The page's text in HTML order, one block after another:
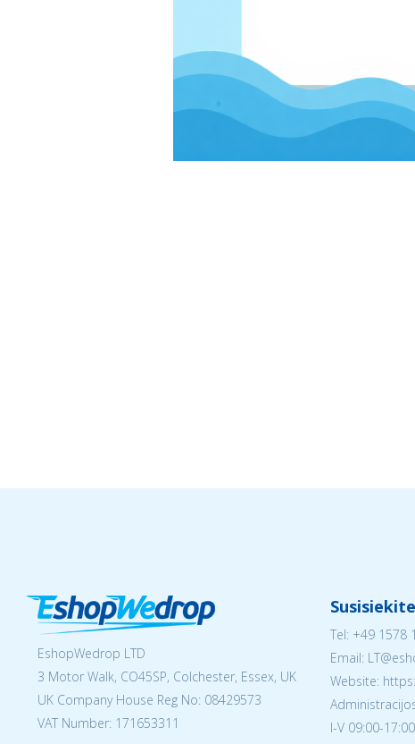
EshopWedrop LTD
3 Motor Walk, CO45SP, Colchester, Essex, UK
UK Company House Reg No: 08429573
VAT Number: 171653311
Tel: +49 1578
Email:
Website:
I-V 09:00-17:00